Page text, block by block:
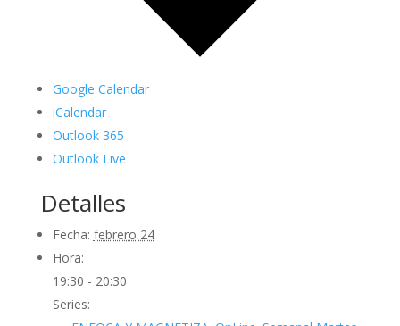
Google Calendar
iCalendar
Outlook 365
Outlook Live
Detalles
Fecha: febrero 24
Hora:
19:30 - 20:30
Series: